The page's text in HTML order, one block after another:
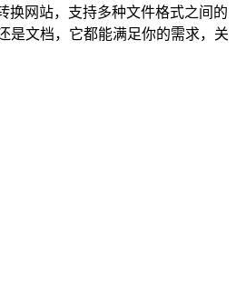
换网站，支持多种文件格式之间的
是文档，它都能满足你的需求，关